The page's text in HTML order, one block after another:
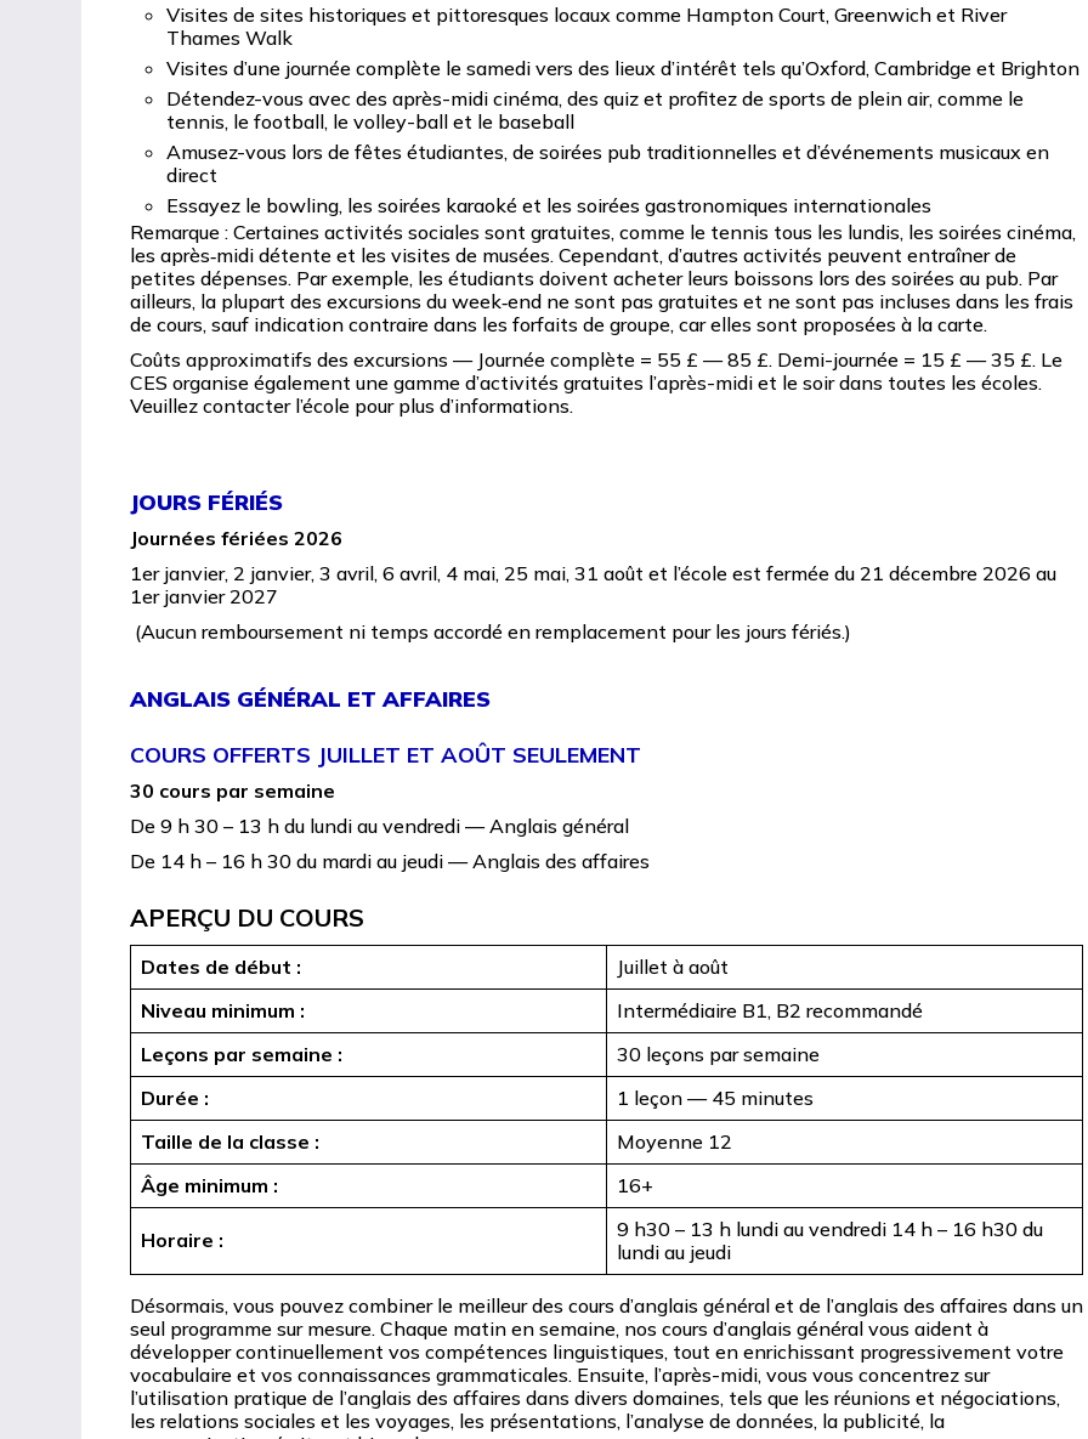
Visites de sites historiques et pittoresques locaux comme Hampton Court, Greenwich et River
Thames Walk
Visites d’une journée complète le samedi vers des lieux d’intérêt tels qu’Oxford, Cambridge et Brighton
Détendez-vous avec des après-midi cinéma, des quiz et profitez de sports de plein air, comme le
tennis, le football, le volley-ball et le baseball
Amusez-vous lors de fêtes étudiantes, de soirées pub traditionnelles et d’événements musicaux en
direct
Essayez le bowling, les soirées karaoké et les soirées gastronomiques internationales
Remarque : Certaines activités sociales sont gratuites, comme le tennis tous les lundis, les soirées cinéma,
les après‑midi détente et les visites de musées. Cependant, d’autres activités peuvent entraîner de
petites dépenses. Par exemple, les étudiants doivent acheter leurs boissons lors des soirées au pub. Par
ailleurs, la plupart des excursions du week‑end ne sont pas gratuites et ne sont pas incluses dans les frais
de cours, sauf indication contraire dans les forfaits de groupe, car elles sont proposées à la carte.
Coûts approximatifs des excursions — Journée complète = 55 £ — 85 £. Demi-journée = 15 £ — 35 £. Le
CES organise également une gamme d’activités gratuites l’après-midi et le soir dans toutes les écoles.
Veuillez contacter l’école pour plus d’informations.
JOURS FÉRIÉS
Journées fériées 2026
1er janvier, 2 janvier, 3 avril, 6 avril, 4 mai, 25 mai, 31 août et l’école est fermée du 21 décembre 2026 au
1er janvier 2027
​ (Aucun remboursement ni temps accordé en remplacement pour les jours fériés.)
ANGLAIS GÉNÉRAL ET AFFAIRES
COURS OFFERTS JUILLET ET AOÛT SEULEMENT
30 cours par semaine
De 9 h 30 – 13 h du lundi au vendredi — Anglais général
De 14 h – 16 h 30 du mardi au jeudi — Anglais des affaires
APERÇU DU COURS
Dates de début :
Juillet à août
Niveau minimum :
Intermédiaire B1, B2 recommandé
Leçons par semaine :
30 leçons par semaine
Durée :
1 leçon — 45 minutes
Taille de la classe :
Moyenne 12
Âge minimum :
16+
Horaire :
9 h30 – 13 h lundi au vendredi 14 h – 16 h30 du
lundi au jeudi
Désormais, vous pouvez combiner le meilleur des cours d’anglais général et de l’anglais des affaires dans un
seul programme sur mesure. Chaque matin en semaine, nos cours d’anglais général vous aident à
développer continuellement vos compétences linguistiques, tout en enrichissant progressivement votre
vocabulaire et vos connaissances grammaticales. Ensuite, l’après-midi, vous vous concentrez sur
l’utilisation pratique de l’anglais des affaires dans divers domaines, tels que les réunions et négociations,
les relations sociales et les voyages, les présentations, l’analyse de données, la publicité, la